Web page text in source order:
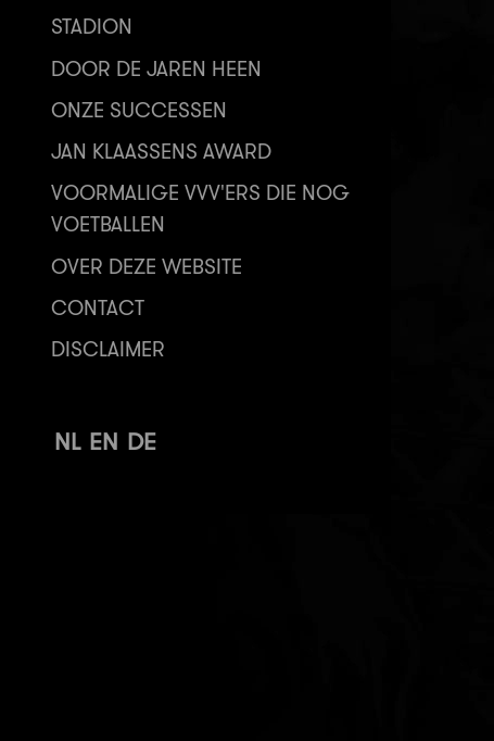
STADION
DOOR DE JAREN HEEN
ONZE SUCCESSEN
JAN KLAASSENS AWARD
VOORMALIGE VVV'ERS DIE NOG
VOETBALLEN
OVER DEZE WEBSITE
CONTACT
DISCLAIMER
NL EN DE